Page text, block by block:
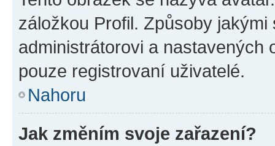
záložkou Profil. Způsoby
administrátorovi a nastavených
pouze registrovaní uživatelé.
Nahoru
Jak změním svoje zařazení?